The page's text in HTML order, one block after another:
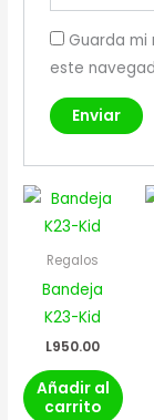
Guarda
este
Regalos
Bandeja
K23-Kid
L950.00
Añadir al
carrito